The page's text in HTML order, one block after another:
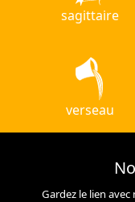
sagittaire
verseau
Gardez le lien